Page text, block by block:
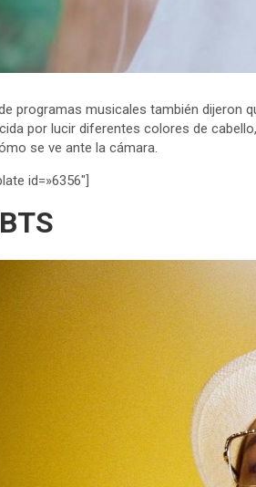
programas musicales también dijeron
por lucir diferentes colores de
se ve ante la cámara.
id=»6356″]